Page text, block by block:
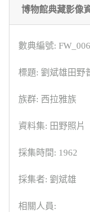
博物館典藏影像
數典編號:
標題: 劉斌雄田野
族群: 西拉雅族
資料集: 田野照片
採集時間: 1962
採集者: 劉斌雄
相關人員: